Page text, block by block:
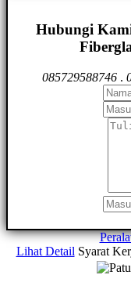
Hubungi
085729588746 .
Lihat Detail Syarat